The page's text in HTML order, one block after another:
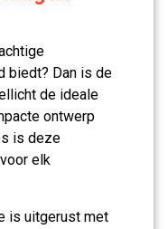
biedt? Dan is de
de ideale
ontwerp
is deze
elk
is uitgerust met